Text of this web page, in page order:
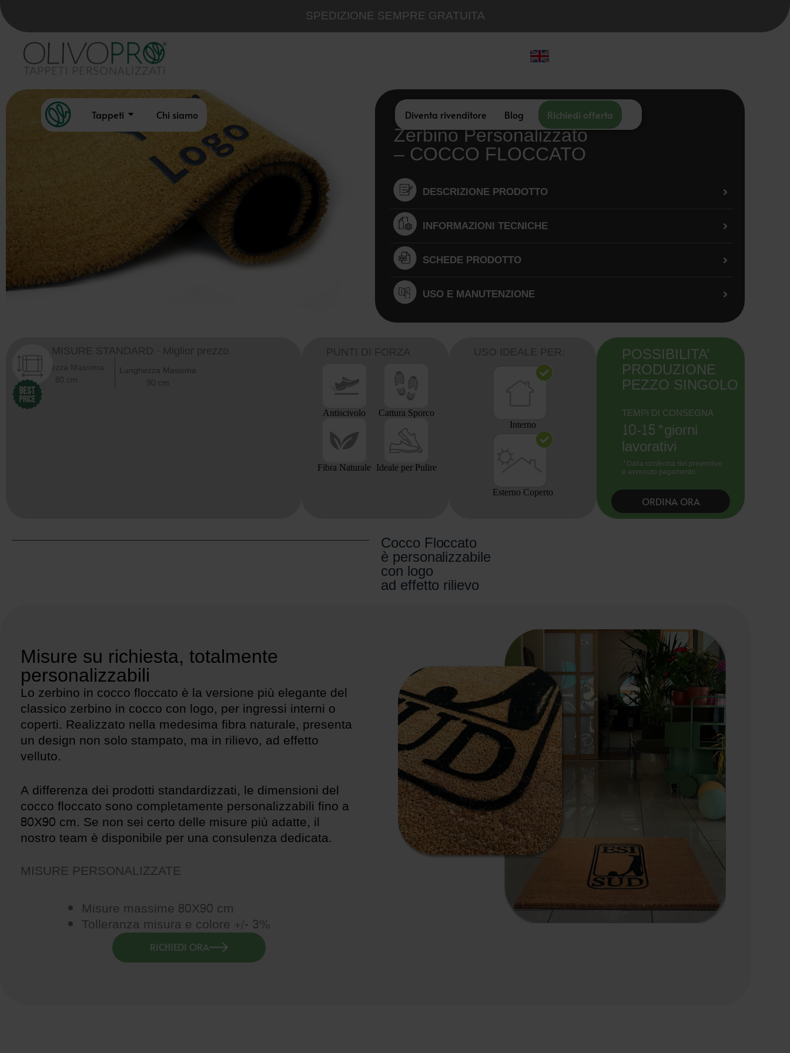
SPEDIZIONE SEMPRE GRATUITA
Tappeti Chi siamo Diventa rivenditore Blog Richiedi offerta
Zerbino Personalizzato
– COCCO FLOCCATO
DESCRIZIONE PRODOTTO
INFORMAZIONI TECNICHE
SCHEDE PRODOTTO
USO E MANUTENZIONE
MISURE STANDARD - Miglior prezzo
Larghezza Massima
80 cm
Lunghezza Massima
90 cm
PUNTI DI FORZA
Antiscivolo Cattura Sporco
Fibra Naturale Ideale per Pulire
USO IDEALE PER:
Interno
Esterno Coperto
POSSIBILITA’
PRODUZIONE
PEZZO SINGOLO
TEMPI DI CONSEGNA
10-15*giorni
lavorativi
*Dalla conferma del preventivo
e avvenuto pagamento.
ORDINA ORA
Cocco Floccato
è personalizzabile
con logo
ad effetto rilievo
Misure su richiesta, totalmente
personalizzabili
Lo zerbino in cocco floccato è la versione più elegante del
classico zerbino in cocco con logo, per ingressi interni o
coperti. Realizzato nella medesima fibra naturale, presenta
un design non solo stampato, ma in rilievo, ad effetto
velluto.
A differenza dei prodotti standardizzati, le dimensioni del
cocco floccato sono completamente personalizzabili fino a
80X90 cm. Se non sei certo delle misure più adatte, il
nostro team è disponibile per una consulenza dedicata.
MISURE PERSONALIZZATE
Misure massime 80X90 cm
Tolleranza misura e colore +/- 3%
RICHIEDI ORA